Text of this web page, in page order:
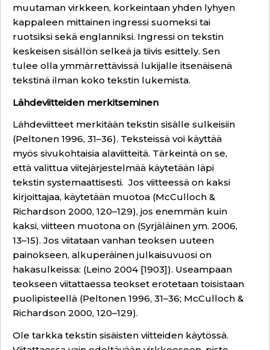
muutaman virkkeen, korkeintaan yhden lyhyen
kappaleen mittainen ingressi suomeksi tai
ruotsiksi sekä englanniksi. Ingressi on tekstin
keskeisen sisällön selkeä ja tiivis esittely. Sen
tulee olla ymmärrettävissä lukijalle itsenäisenä
tekstinä ilman koko tekstin lukemista.
Lähdeviitteiden merkitseminen
Lähdeviitteet merkitään tekstin sisälle sulkeisiin
(Peltonen 1996, 31–36). Teksteissä voi käyttää
myös sivukohtaisia alaviitteitä. Tärkeintä on se,
että valittua viitejärjestelmää käytetään läpi
tekstin systemaattisesti. Jos viitteessä on kaksi
kirjoittajaa, käytetään muotoa (McCulloch &
Richardson 2000, 120–129), jos enemmän kuin
kaksi, viitteen muotona on (Syrjäläinen ym. 2006,
13–15). Jos viitataan vanhan teoksen uuteen
painokseen, alkuperäinen julkaisuvuosi on
hakasulkeissa: (Leino 2004 [1903]). Useampaan
teokseen viitattaessa teokset erotetaan toisistaan
puolipisteellä (Peltonen 1996, 31–36; McCulloch &
Richardson 2000, 120–129).
Ole tarkka tekstin sisäisten viitteiden käytössä.